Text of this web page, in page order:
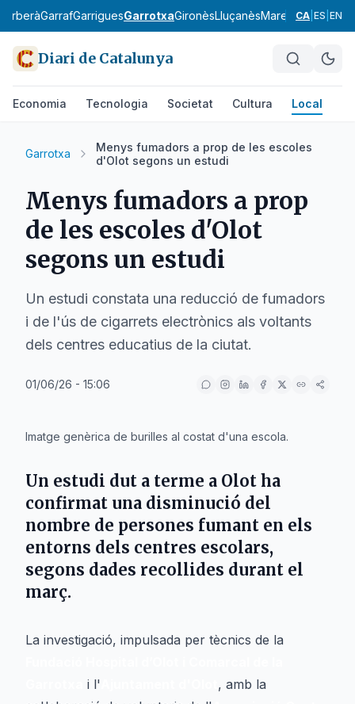
GarrafGarriguesGarrotxaGironèsLluçanèsMaresmeMoianès
CA ES EN
Diari de Catalunya
Economia Tecnologia Societat Cultura Local
Garrotxa
Menys fumadors a prop de les escoles
d'Olot segons un estudi
Menys fumadors a prop
de les escoles d'Olot
segons un estudi
Un estudi constata una reducció de fumadors
i de l'ús de cigarrets electrònics als voltants
dels centres educatius de la ciutat.
01/06/26 - 15:06
Imatge genèrica de burilles al costat d'una escola.
Un estudi dut a terme a Olot ha
confirmat una disminució del
nombre de persones fumant en els
entorns dels centres escolars,
segons dades recollides durant el
març.
La investigació, impulsada per tècnics de la
i l'
, amb la